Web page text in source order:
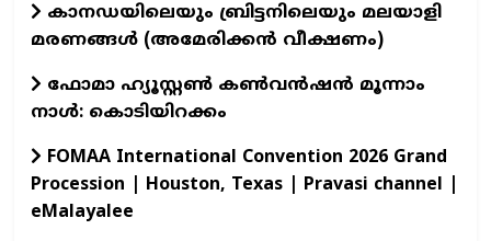
കാനഡയിലെയും ബ്രിട്ടനിലെയും മലയാളി
മരണങ്ങൾ (അമേരിക്കൻ വീക്ഷണം)
ഫോമാ ഹ്യൂസ്റ്റൺ കൺവൻഷൻ മൂന്നാം
നാൾ: കൊടിയിറക്കം
FOMAA International Convention 2026 Grand
Procession | Houston, Texas | Pravasi channel |
eMalayalee